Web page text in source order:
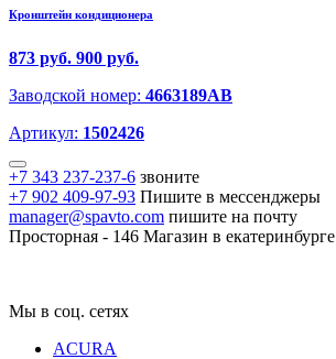
Кронштейн кондиционера
873 руб. 900 руб.
Заводской номер: 4663189AB
Артикул: 1502426
+7 343 237-237-6 звоните
+7 902 409-97-93 Пишите в мессенджеры
manager@spavto.com пишите на почту
Просторная - 146 Магазин в екатеринбурге
Мы в соц. сетях
ACURA